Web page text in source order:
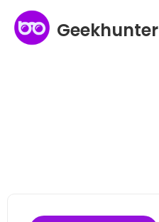
Geekhunter